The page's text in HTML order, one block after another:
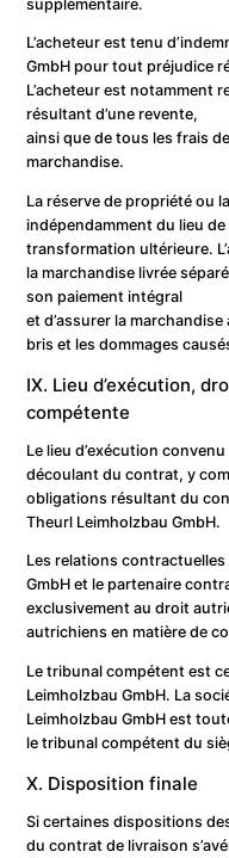
supplémentaire.
L’acheteur est tenu
GmbH pour tout préjudice
L’acheteur est notamment
résultant d’une revente,
ainsi que de tous les frais
marchandise.
La réserve de propriété ou
indépendamment du lieu
transformation ultérieure.
la marchandise livrée
son paiement intégral
et d’assurer la
bris et les dommages
IX. Lieu d’exécution,
compétente
Le lieu d’exécution
découlant du contrat, y
obligations résultant du
Theurl Leimholzbau GmbH.
Les relations
GmbH et le partenaire
exclusivement au droit
autrichiens en matière de
Le tribunal compétent est
Leimholzbau GmbH. La
Leimholzbau GmbH est
le tribunal compétent du
X. Disposition finale
Si certaines dispositions
du contrat de livraison